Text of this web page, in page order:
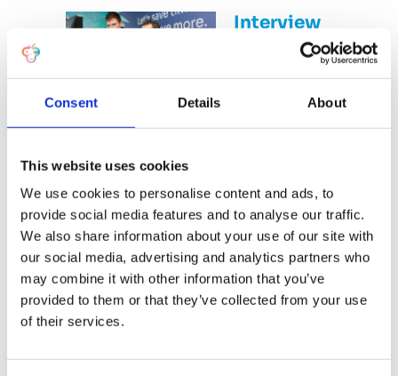
Consent Details About
This website uses cookies
We use cookies to personalise content and ads, to
provide social media features and to analyse our traffic.
We also share information about your use of our site with
our social media, advertising and analytics partners who
may combine it with other information that you’ve
provided to them or that they’ve collected from your use
of their services.
Interview
Maki In het kort
Eerlijk gezegd
denk ik dat
Maki als
platform
steeds breder
zal worden